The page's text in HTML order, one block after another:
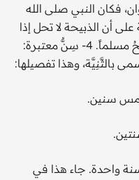
فكان النبي صلى الله
أن الذبيحة لا تحل إذا
لم يذكر اسم الله عليها، وإن كان الذابحُ مسلماً. 4- سِنٌّ معتبرة:
بالثَّنِيَّة، وهذا تفصيلها:
سنين.
واحدة. جاء هذا في